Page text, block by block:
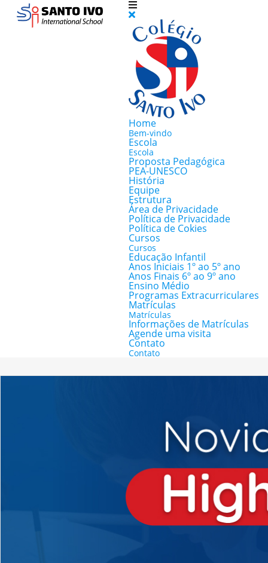
Home
Bem-vindo
Escola
Escola
Proposta Pedagógica
PEA-UNESCO
História
Equipe
Estrutura
Área de Privacidade
Política de Privacidade
Política de Cokies
Cursos
Cursos
Educação Infantil
Anos Iniciais 1º ao 5º ano
Anos Finais 6º ao 9º ano
Ensino Médio
Programas Extracurriculares
Matrículas
Matrículas
Informações de Matrículas
Agende uma visita
Contato
Contato